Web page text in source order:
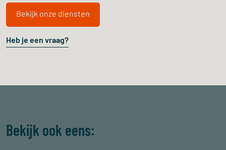
Bekijk onze diensten
Heb je een vraag?
Bekijk ook eens: